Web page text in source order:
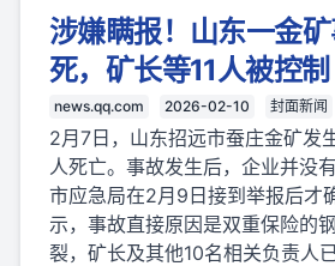
涉嫌瞒报！山东一金
死，矿长等11人被控制
news.qq.com 2026-02-10 封面新闻
2月7日，山东招远市蚕庄金矿发
人死亡。事故发生后，企业并没
市应急局在2月9日接到举报后才
示，事故直接原因是双重保险的
裂，矿长及其他10名相关负责人